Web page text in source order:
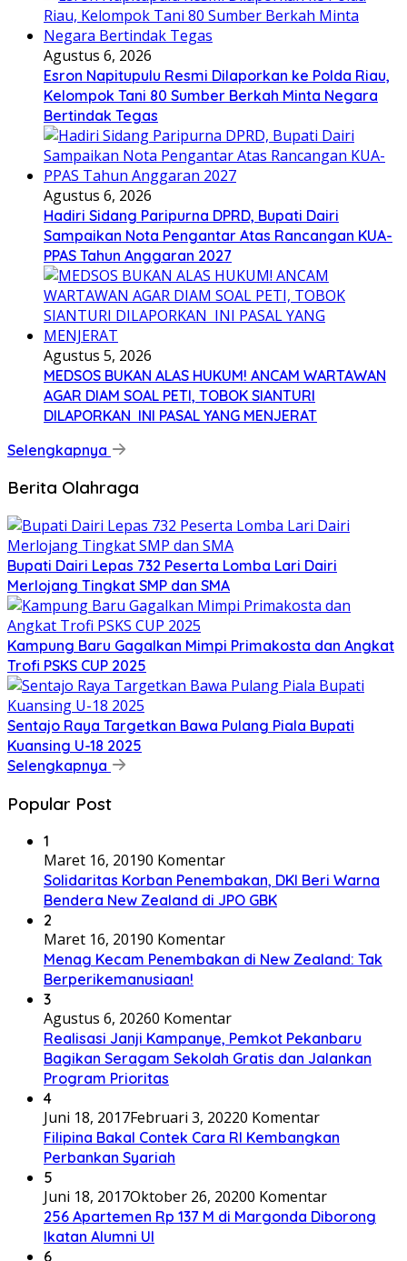
Agustus 6, 2026
Esron Napitupulu Resmi Dilaporkan ke Polda Riau,
Kelompok Tani 80 Sumber Berkah Minta Negara
Bertindak Tegas
Agustus 6, 2026
Hadiri Sidang Paripurna DPRD, Bupati Dairi
Sampaikan Nota Pengantar Atas Rancangan KUA-
PPAS Tahun Anggaran 2027
Agustus 5, 2026
MEDSOS BUKAN ALAS HUKUM! ANCAM WARTAWAN
AGAR DIAM SOAL PETI, TOBOK SIANTURI
DILAPORKAN INI PASAL YANG MENJERAT
Selengkapnya
Berita Olahraga
Bupati Dairi Lepas 732 Peserta Lomba Lari Dairi
Merlojang Tingkat SMP dan SMA
Kampung Baru Gagalkan Mimpi Primakosta dan Angkat
Trofi PSKS CUP 2025
Sentajo Raya Targetkan Bawa Pulang Piala Bupati
Kuansing U-18 2025
Selengkapnya
Popular Post
1
Maret 16, 20190 Komentar
Solidaritas Korban Penembakan, DKI Beri Warna
Bendera New Zealand di JPO GBK
2
Maret 16, 20190 Komentar
Menag Kecam Penembakan di New Zealand: Tak
Berperikemanusiaan!
3
Agustus 6, 20260 Komentar
Realisasi Janji Kampanye, Pemkot Pekanbaru
Bagikan Seragam Sekolah Gratis dan Jalankan
Program Prioritas
4
Juni 18, 2017Februari 3, 20220 Komentar
Filipina Bakal Contek Cara RI Kembangkan
Perbankan Syariah
5
Juni 18, 2017Oktober 26, 20200 Komentar
256 Apartemen Rp 137 M di Margonda Diborong
Ikatan Alumni UI
6